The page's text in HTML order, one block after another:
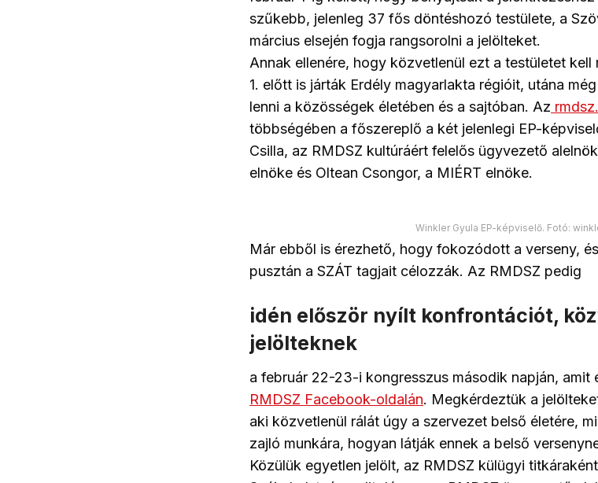
szűkebb, jelenleg 37 fős döntéshozó testülete, a
március elsején fogja rangsorolni a jelölteket.
Annak ellenére, hogy közvetlenül ezt a testületet
1. előtt is járták Erdély magyarlakta régióit, utána
lenni a közösségek életében és a sajtóban. Az
többségében a főszereplő a két jelenlegi EP-
Csilla, az RMDSZ kultúráért felelős ügyvezető
elnöke és Oltean Csongor, a MIÉRT elnöke.
Winkler Gyula EP-képviselő. Fotó:
Már ebből is érezhető, hogy fokozódott a verseny,
pusztán a SZÁT tagjait célozzák. Az RMDSZ pedig
idén először nyílt konfrontációt,
jelölteknek
a február 22-23-i kongresszus második napján, amit
RMDSZ Facebook-oldalán. Megkérdeztük a
aki közvetlenül rálát úgy a szervezet belső életére,
zajló munkára, hogyan látják ennek a belső
Közülük egyetlen jelölt, az RMDSZ külügyi